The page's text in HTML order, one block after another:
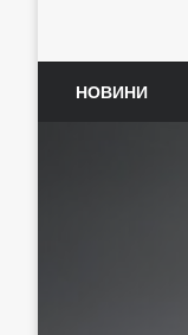
НОВИНИ